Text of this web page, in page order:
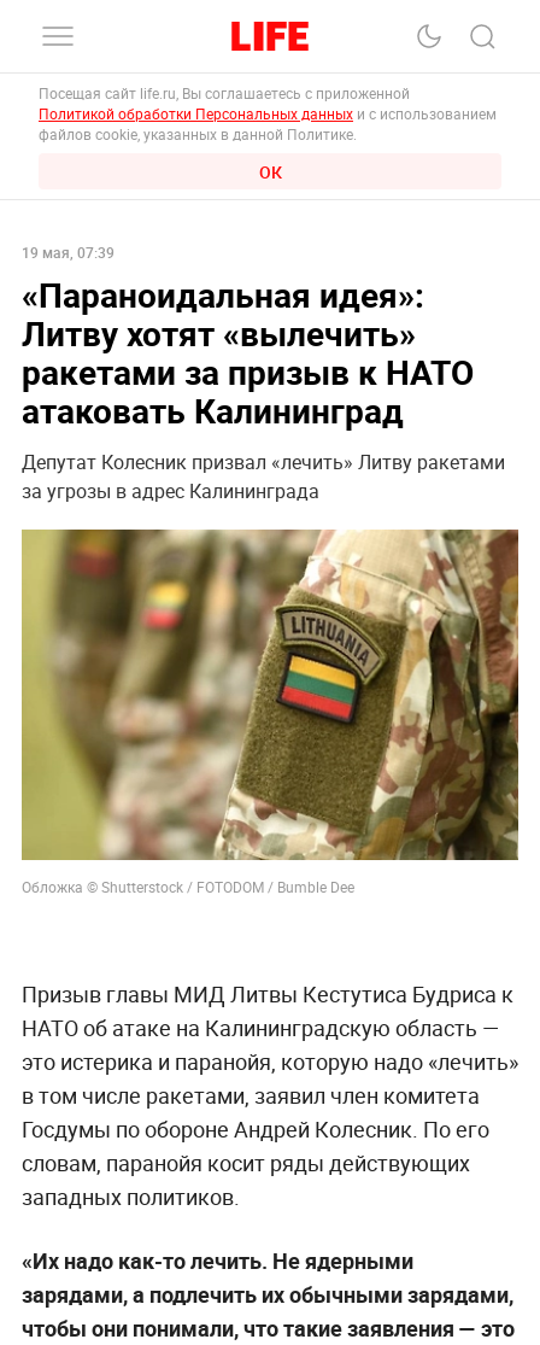
Посещая сайт life.ru, Вы соглашаетесь с приложенной
Политикой обработки Персональных данных и с использованием
файлов cookie, указанных в данной Политике.
ОК
19 мая, 07:39
«Параноидальная идея»:
Литву хотят «вылечить»
ракетами за призыв к НАТО
атаковать Калининград
Депутат Колесник призвал «лечить» Литву ракетами
за угрозы в адрес Калининграда
Обложка © Shutterstock / FOTODOM / Bumble Dee
Призыв главы МИД Литвы Кестутиса Будриса к
НАТО об атаке на Калининградскую область —
это истерика и паранойя, которую надо «лечить»
в том числе ракетами, заявил член комитета
Госдумы по обороне Андрей Колесник. По его
словам, паранойя косит ряды действующих
западных политиков.
«Их надо как-то лечить. Не ядерными
зарядами, а подлечить их обычными зарядами,
чтобы они понимали, что такие заявления — это